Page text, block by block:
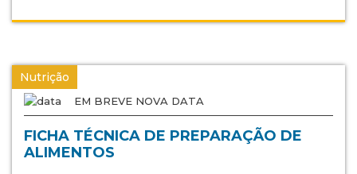
Nutrição
EM BREVE NOVA DATA
FICHA TÉCNICA DE PREPARAÇÃO DE
ALIMENTOS